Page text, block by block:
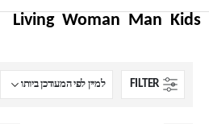
Kids
Man
Woman
Living
FILTER